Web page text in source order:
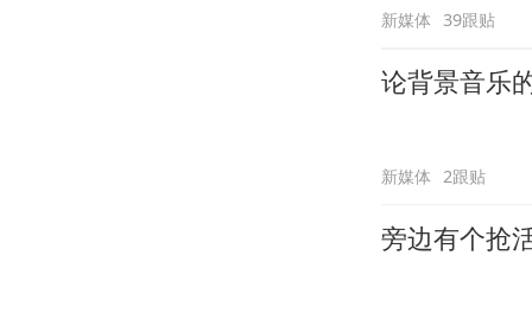
新媒体 39跟贴
论背景音乐
新媒体 2跟贴
旁边有个抢